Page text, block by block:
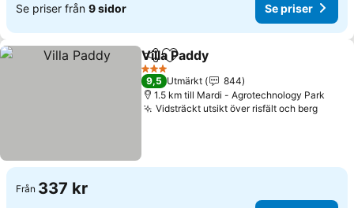
Se priser från 9 sidor Se priser
Dela Lägg till i Mina Favoriter
Villa Paddy
3 Stjärnor
9,5 Utmärkt
844
1.5 km till Mardi - Agrotechnology Park
Vidsträckt utsikt över risfält och bergSe
Från 337 kr